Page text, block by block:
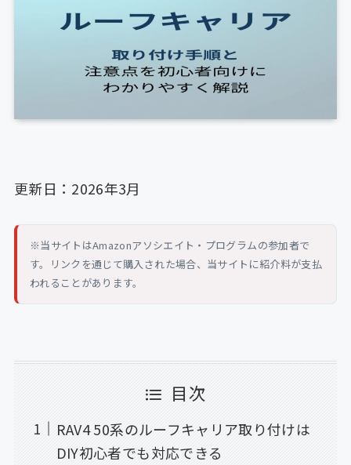
更新日：2026年3月
※当サイトはAmazonアソシエイト・プログラムの参加者で
す。リンクを通じて購入された場合、当サイトに紹介料が支払
われることがあります。
目次
RAV4 50系のルーフキャリア取り付けは
DIY初心者でも対応できる